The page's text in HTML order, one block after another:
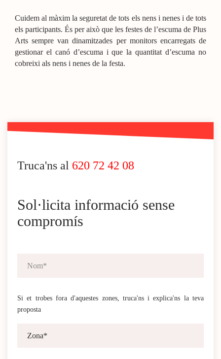
Cuidem al màxim la seguretat de tots els nens i nenes i de tots
els participants. És per això que les festes de l’escuma de Plus
Arts sempre van dinamitzades per monitors encarregats de
gestionar el canó d’escuma i que la quantitat d’escuma no
cobreixi als nens i nenes de la festa.
Truca'ns al 620 72 42 08
Sol·licita informació sense
compromís
Si et trobes fora d'aquestes zones, truca'ns i explica'ns la teva
proposta